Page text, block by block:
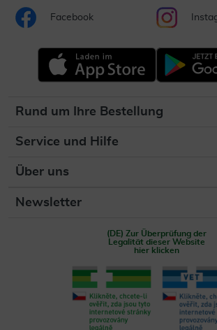
Facebook
Rund um Ihre Bestellung
Service und Hilfe
Über uns
Newsletter
(DE) Zur Überprüfung der
Legalität dieser Website
hier klicken